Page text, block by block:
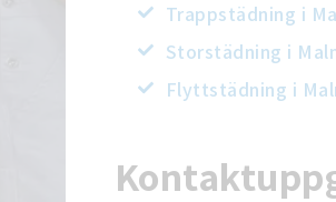
Trappstädning i
Storstädning i
Flyttstädning i